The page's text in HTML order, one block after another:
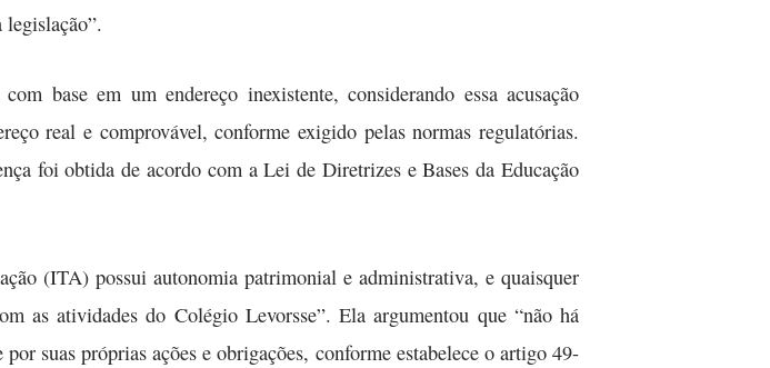
base em um endereço inexistente, considerando essa acusação
real e comprovável, conforme exigido pelas normas regulatórias.
foi obtida de acordo com a Lei de Diretrizes e Bases da Educação
(ITA) possui autonomia patrimonial e administrativa, e quaisquer
as atividades do Colégio Levorsse”. Ela argumentou que “não há
suas próprias ações e obrigações, conforme estabelece o artigo 49-